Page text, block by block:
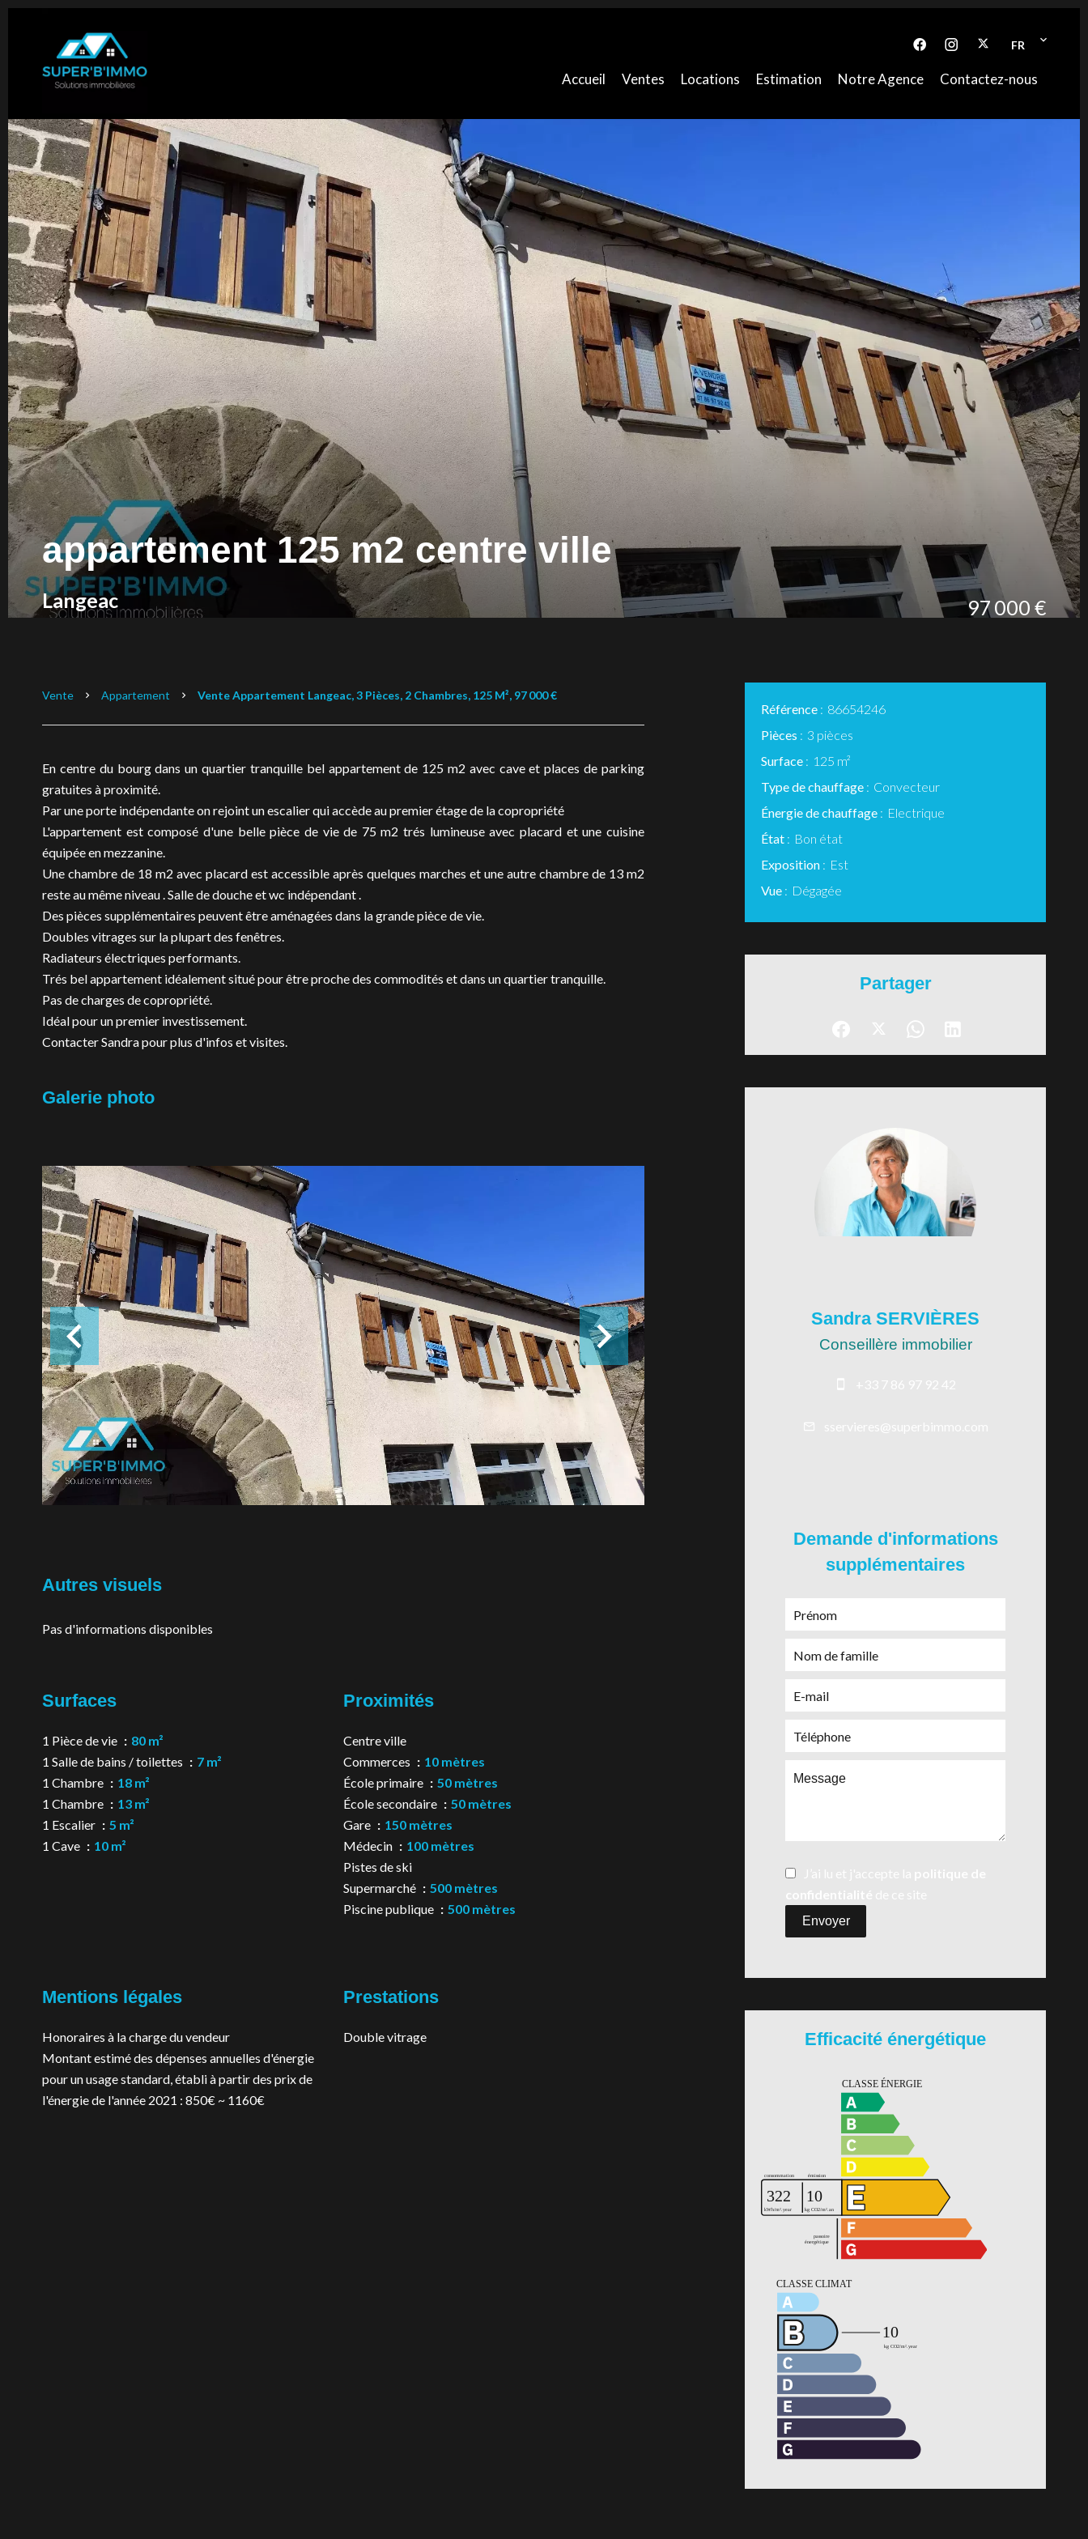
FR
Accueil Ventes Locations Estimation Notre Agence Contactez-nous
appartement 125 m2 centre ville
Langeac 97 000 €
Vente Appartement Vente Appartement Langeac, 3 Pièces, 2 Chambres, 125 M², 97 000 €
En centre du bourg dans un quartier tranquille bel appartement de 125 m2 avec cave et places de parking
gratuites à proximité.
Par une porte indépendante on rejoint un escalier qui accède au premier étage de la copropriété
L'appartement est composé d'une belle pièce de vie de 75 m2 trés lumineuse avec placard et une cuisine
équipée en mezzanine.
Une chambre de 18 m2 avec placard est accessible après quelques marches et une autre chambre de 13 m2
reste au même niveau . Salle de douche et wc indépendant .
Des pièces supplémentaires peuvent être aménagées dans la grande pièce de vie.
Doubles vitrages sur la plupart des fenêtres.
Radiateurs électriques performants.
Trés bel appartement idéalement situé pour être proche des commodités et dans un quartier tranquille.
Pas de charges de copropriété.
Idéal pour un premier investissement.
Contacter Sandra pour plus d'infos et visites.
Galerie photo
Autres visuels
Pas d'informations disponibles
Surfaces
1 Pièce de vie
80 m²
1 Salle de bains / toilettes
7 m²
1 Chambre
18 m²
1 Chambre
13 m²
1 Escalier
5 m²
1 Cave
10 m²
Proximités
Centre ville
Commerces
10 mètres
École primaire
50 mètres
École secondaire
50 mètres
Gare
150 mètres
Médecin
100 mètres
Pistes de ski
Supermarché
500 mètres
Piscine publique
500 mètres
Mentions légales
Honoraires à la charge du vendeur
Montant estimé des dépenses annuelles d'énergie
pour un usage standard, établi à partir des prix de
l'énergie de l'année 2021 : 850€ ~ 1160€
Prestations
Double vitrage
Référence
86654246
Pièces
3 pièces
Surface
125 m²
Type de chauffage
Convecteur
Énergie de chauffage
Electrique
État
Bon état
Exposition
Est
Vue
Dégagée
Partager
Sandra SERVIÈRES
Conseillère immobilier
Demande d'informations
supplémentaires
Envoyer
Efficacité énergétique